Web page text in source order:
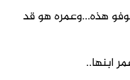
هذه…وعمره هو قد
ابنها..